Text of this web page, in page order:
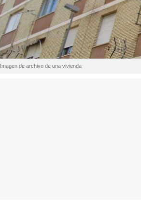
Imagen de archivo de una vivienda